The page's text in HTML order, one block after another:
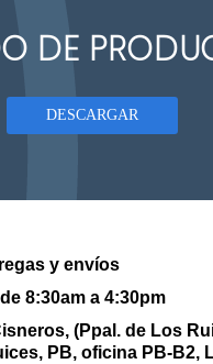
DE
DESCARGAR
y envíos
8:30am a 4:30pm
(Ppal. de Los
PB, oficina PB-B2,